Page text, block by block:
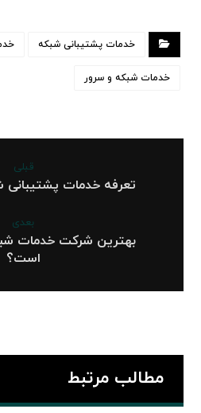
خدمات پشتیبانی شبکه
خدمات شبکه و سرور
قبلی
تعرفه خدمات پشتیبانی
بعدی
بهترین شرکت خدمات
است؟
مطالب مرتبط